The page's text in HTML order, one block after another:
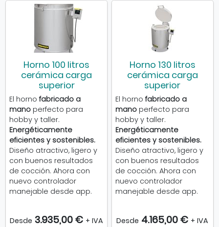
Horno 100 litros
cerámica carga
superior
El hornofabricado a
manoperfecto para
hobby y taller.
Energéticamente
eficientes y sostenibles.
Diseño atractivo, ligero y
con buenos resultados
de cocción. Ahora con
nuevo controlador
manejable desde app.
Desde 3.935,00 € + IVA
Horno 130 litros
cerámica carga
superior
El hornofabricado a
manoperfecto para
hobby y taller.
Energéticamente
eficientes y sostenibles.
Diseño atractivo, ligero y
con buenos resultados
de cocción. Ahora con
nuevo controlador
manejable desde app.
Desde 4.165,00 € + IVA